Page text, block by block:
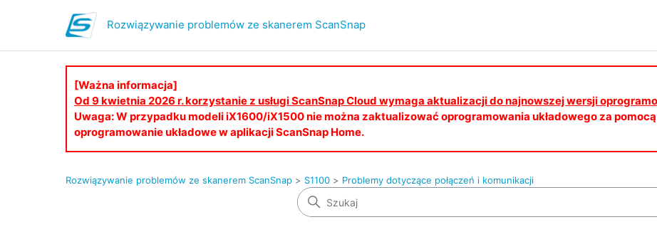
Rozwiązywanie problemów ze skanerem ScanSnap
[Ważna informacja]
Od 9 kwietnia 2026 r. korzystanie z usługi ScanSnap Cloud wymaga aktualizacji do najnowszej wersji
Uwaga: W przypadku modeli iX1600/iX1500 nie można zaktualizować oprogramowania układowego za
oprogramowanie układowe w aplikacji ScanSnap Home.
Rozwiązywanie problemów ze skanerem ScanSnap S1100 Problemy dotyczące połączeń i komunikacji